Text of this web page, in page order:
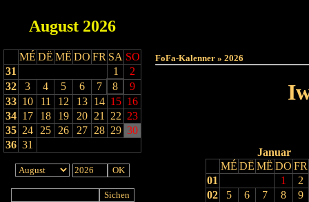
August 2026
MÉ DË MË DO FR SA SO
31
1
2
32
3 4 5 6 7 8
9
33 10 11 12 13 14 15 16
34 17 18 19 20 21 22 23
35 24 25 26 27 28 29 30
36 31
FoFa-Kalenner » 2026
Januar
MÉ DË MË DO FR
01
1
2
02
5 6 7 8
9